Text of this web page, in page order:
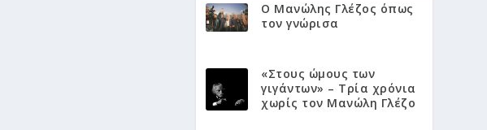
Ο Μανώλης Γλέζος όπως
τον γνώρισα
«Στους ώμους των
γιγάντων» – Τρία χρόνια
χωρίς τον Μανώλη Γλέζο